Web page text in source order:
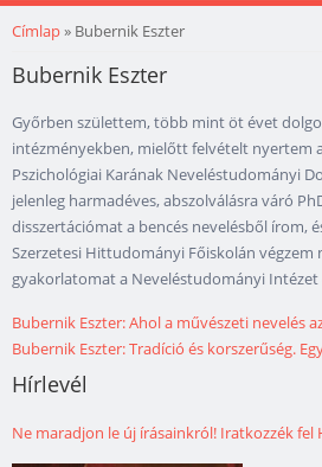
Jelenlegi hely
Címlap» Bubernik Eszter
Bubernik Eszter
Győrben születtem, több mint öt évet
intézményekben, mielőtt felvételt nyertem
Pszichológiai Karának Neveléstudományi
jelenleg harmadéves, abszolválásra váró
disszertációmat a bencés nevelésből írom,
Szerzetesi Hittudományi Főiskolán végzem
gyakorlatomat a Neveléstudományi
Bubernik Eszter: Ahol a művészeti nevelés
Bubernik Eszter: Tradíció és korszerűség.
Hírlevél
Ne maradjon le új írásainkról! Iratkozzék fel